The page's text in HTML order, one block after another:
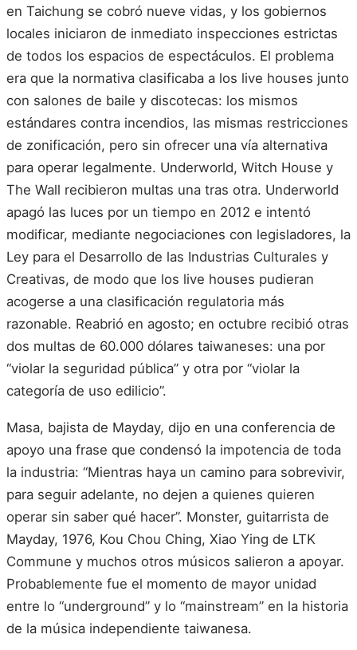
en Taichung se cobró nueve vidas, y los gobiernos
locales iniciaron de inmediato inspecciones estrictas
de todos los espacios de espectáculos. El problema
era que la normativa clasificaba a los live houses junto
con salones de baile y discotecas: los mismos
estándares contra incendios, las mismas restricciones
de zonificación, pero sin ofrecer una vía alternativa
para operar legalmente. Underworld, Witch House y
The Wall recibieron multas una tras otra. Underworld
apagó las luces por un tiempo en 2012 e intentó
modificar, mediante negociaciones con legisladores, la
Ley para el Desarrollo de las Industrias Culturales y
Creativas, de modo que los live houses pudieran
acogerse a una clasificación regulatoria más
razonable. Reabrió en agosto; en octubre recibió otras
dos multas de 60.000 dólares taiwaneses: una por
“violar la seguridad pública” y otra por “violar la
categoría de uso edilicio”.
Masa, bajista de Mayday, dijo en una conferencia de
apoyo una frase que condensó la impotencia de toda
la industria: “Mientras haya un camino para sobrevivir,
para seguir adelante, no dejen a quienes quieren
operar sin saber qué hacer”. Monster, guitarrista de
Mayday, 1976, Kou Chou Ching, Xiao Ying de LTK
Commune y muchos otros músicos salieron a apoyar.
Probablemente fue el momento de mayor unidad
entre lo “underground” y lo “mainstream” en la historia
de la música independiente taiwanesa.